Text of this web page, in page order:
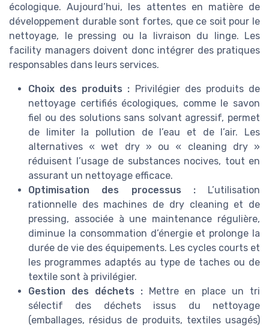
écologique. Aujourd’hui, les attentes en matière de
développement durable sont fortes, que ce soit pour le
nettoyage, le pressing ou la livraison du linge. Les
facility managers doivent donc intégrer des pratiques
responsables dans leurs services.
Choix des produits : Privilégier des produits de
nettoyage certifiés écologiques, comme le savon
fiel ou des solutions sans solvant agressif, permet
de limiter la pollution de l’eau et de l’air. Les
alternatives « wet dry » ou « cleaning dry »
réduisent l’usage de substances nocives, tout en
assurant un nettoyage efficace.
Optimisation des processus :L’utilisation
rationnelle des machines de dry cleaning et de
pressing, associée à une maintenance régulière,
diminue la consommation d’énergie et prolonge la
durée de vie des équipements. Les cycles courts et
les programmes adaptés au type de taches ou de
textile sont à privilégier.
Gestion des déchets :Mettre en place un tri
sélectif des déchets issus du nettoyage
(emballages, résidus de produits, textiles usagés)